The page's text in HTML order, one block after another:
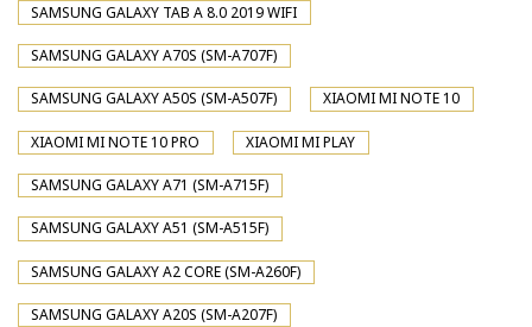
SAMSUNG GALAXY TAB A 8.0 2019 WIFI
SAMSUNG GALAXY A70S (SM-A707F)
SAMSUNG GALAXY A50S (SM-A507F) XIAOMI MI NOTE 10
XIAOMI MI NOTE 10 PRO XIAOMI MI PLAY
SAMSUNG GALAXY A71 (SM-A715F)
SAMSUNG GALAXY A51 (SM-A515F)
SAMSUNG GALAXY A2 CORE (SM-A260F)
SAMSUNG GALAXY A20S (SM-A207F)